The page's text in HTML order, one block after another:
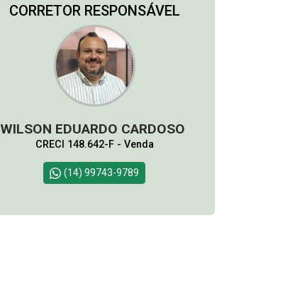
CORRETOR RESPONSÁVEL
WILSON EDUARDO CARDOSO
CRECI 148.642-F - Venda
(14) 99743-9789